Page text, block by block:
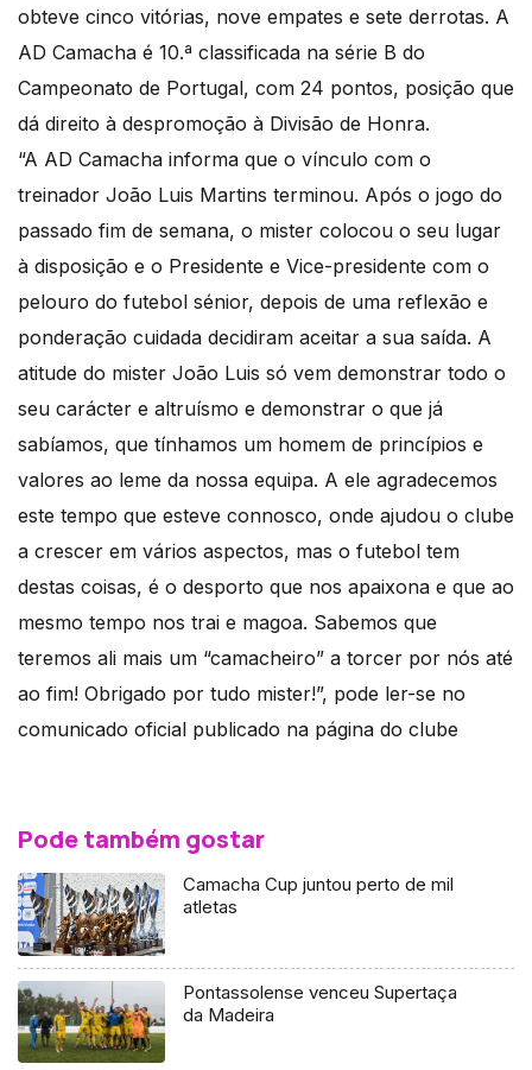
obteve cinco vitórias, nove empates e sete derrotas. A
AD Camacha é 10.ª classificada na série B do
Campeonato de Portugal, com 24 pontos, posição que
dá direito à despromoção à Divisão de Honra.
“A AD Camacha informa que o vínculo com o
treinador João Luis Martins terminou. Após o jogo do
passado fim de semana, o mister colocou o seu lugar
à disposição e o Presidente e Vice-presidente com o
pelouro do futebol sénior, depois de uma reflexão e
ponderação cuidada decidiram aceitar a sua saída. A
atitude do mister João Luis só vem demonstrar todo o
seu carácter e altruísmo e demonstrar o que já
sabíamos, que tínhamos um homem de princípios e
valores ao leme da nossa equipa. A ele agradecemos
este tempo que esteve connosco, onde ajudou o clube
a crescer em vários aspectos, mas o futebol tem
destas coisas, é o desporto que nos apaixona e que ao
mesmo tempo nos trai e magoa. Sabemos que
teremos ali mais um “camacheiro” a torcer por nós até
ao fim! Obrigado por tudo mister!”, pode ler-se no
comunicado oficial publicado na página do clube
Pode também gostar
Camacha Cup juntou perto de mil
atletas
Pontassolense venceu Supertaça
da Madeira